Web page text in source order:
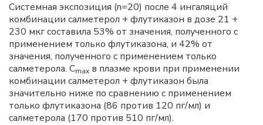
Системная экспозиция (n=20) после 4 ингаляций
комбинации салметерол + флутиказон в дозе 21 +
230 мкг составила 53% от значения, полученного с
применением только флутиказона, и 42% от
значения, полученного с применением только
салметерола. Сmax в плазме крови при применении
комбинации салметерол + флутиказон была
значительно ниже по сравнению с применением
только флутиказона (86 против 120 пг/мл) и
салметерола (170 против 510 пг/мл).